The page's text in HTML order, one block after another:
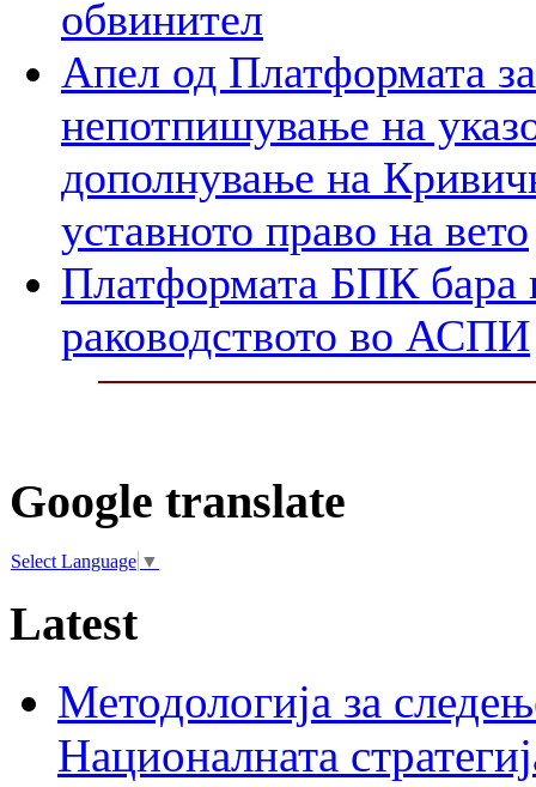
обвинител
Апел од Платформата
непотпишување на
дополнување на
уставното право на вето
Платформата БПК бара
раководството во АСПИ
Google translate
Select Language ▼
Latest
Методологија за
Националната